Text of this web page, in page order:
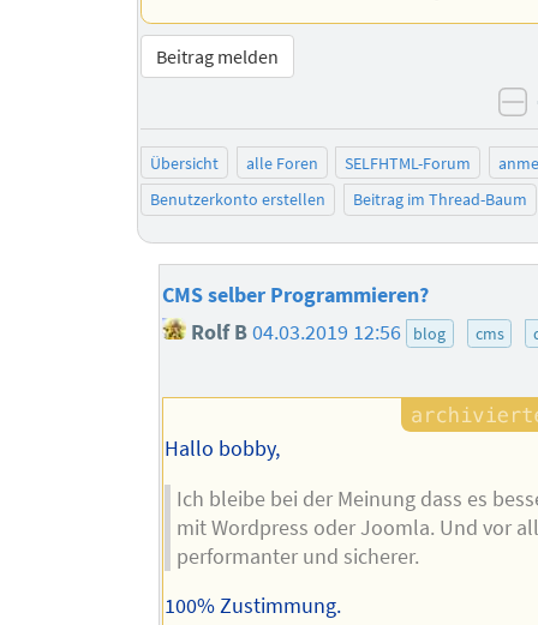
Beitrag melden
Übersicht alle Foren SELFHTML-Forum
Benutzerkonto erstellen
Beitrag im Thread-Baum
CMS selber Programmieren?
Rolf B04.03.2019 12:56 blog cms
Hallo bobby,
Ich bleibe bei der Meinung dass es
mit Wordpress oder Joomla. Und vor
performanter und sicherer.
100% Zustimmung.